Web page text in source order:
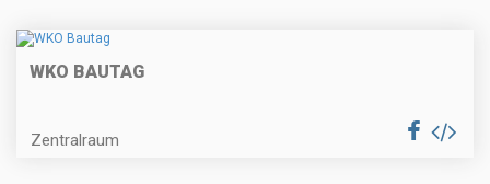
WKO BAUTAG
Zentralraum